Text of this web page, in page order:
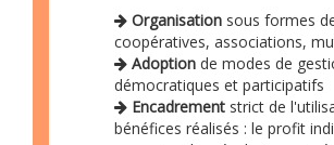
Organisation sous formes
coopératives, associations,
Adoption de modes de
démocratiques et participatifs
Encadrement strict de
bénéfices réalisés : le profit